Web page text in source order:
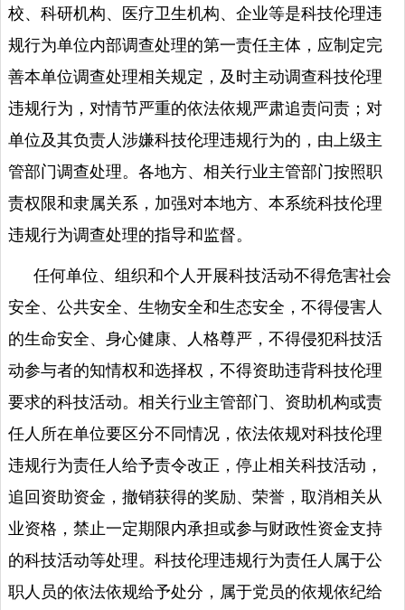
校、科研机构、医疗卫生机构、企业等是科技伦理违
规行为单位内部调查处理的第一责任主体，应制定完
善本单位调查处理相关规定，及时主动调查科技伦理
违规行为，对情节严重的依法依规严肃追责问责；对
单位及其负责人涉嫌科技伦理违规行为的，由上级主
管部门调查处理。各地方、相关行业主管部门按照职
责权限和隶属关系，加强对本地方、本系统科技伦理
违规行为调查处理的指导和监督。
任何单位、组织和个人开展科技活动不得危害社会
安全、公共安全、生物安全和生态安全，不得侵害人
的生命安全、身心健康、人格尊严，不得侵犯科技活
动参与者的知情权和选择权，不得资助违背科技伦理
要求的科技活动。相关行业主管部门、资助机构或责
任人所在单位要区分不同情况，依法依规对科技伦理
违规行为责任人给予责令改正，停止相关科技活动，
追回资助资金，撤销获得的奖励、荣誉，取消相关从
业资格，禁止一定期限内承担或参与财政性资金支持
的科技活动等处理。科技伦理违规行为责任人属于公
职人员的依法依规给予处分，属于党员的依规依纪给